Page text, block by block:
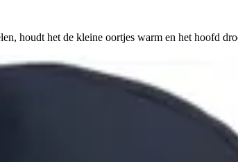
houdt het de kleine oortjes warm en het hoofd